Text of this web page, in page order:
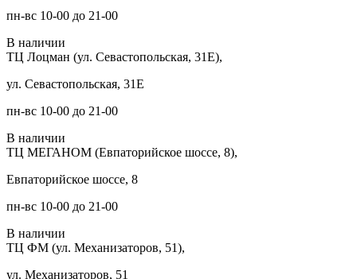
пн-вс 10-00 до 21-00
В наличии
ТЦ Лоцман (ул. Севастопольская, 31Е),
ул. Севастопольская, 31Е
пн-вс 10-00 до 21-00
В наличии
ТЦ МЕГАНОМ (Евпаторийское шоссе, 8),
Евпаторийское шоссе, 8
пн-вс 10-00 до 21-00
В наличии
ТЦ ФМ (ул. Механизаторов, 51),
ул. Механизаторов, 51